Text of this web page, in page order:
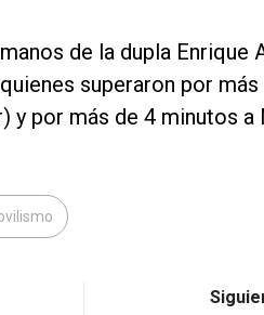
de la dupla Enrique
superaron por
y por más de 4 minutos a